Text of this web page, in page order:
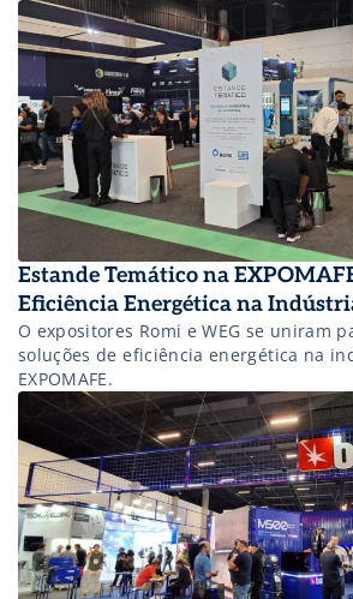
Estande Temático na
Eficiência Energética na
O expositores Romi e WEG se uniram
soluções de eficiência energética na
EXPOMAFE.